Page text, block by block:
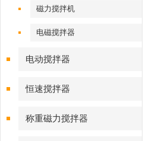
磁力搅拌机
电磁搅拌器
电动搅拌器
恒速搅拌器
称重磁力搅拌器